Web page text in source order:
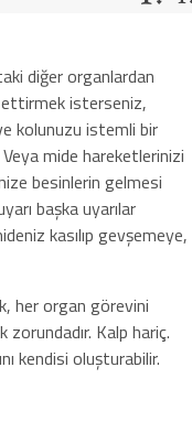
diğer organlardan
ettirmek isterseniz,
kolunuzu istemli bir
mide hareketlerinizi
besinlerin gelmesi
başka uyarılar
kasılıp gevşemeye,
her organ görevini
Kalp hariç.
kendisi oluşturabilir.